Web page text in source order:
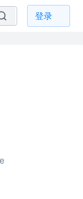
登录